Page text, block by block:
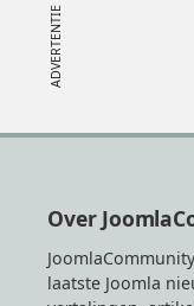
Over
laatste Joomla